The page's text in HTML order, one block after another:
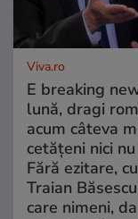
Viva.ro
E breaking
lună, dragi
acum câteva
cetățeni nici
Fără ezitare,
Traian
care nimeni,